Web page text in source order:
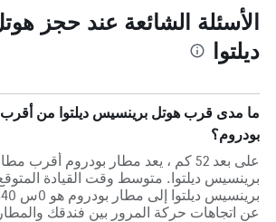
الأسئلة الشائعة عند حجز
ديلتوا
ما مدى قرب هوتل برينسيس ديلتوا من
بودروم؟
على بعد 52 كم ، يعد مطار بودروم أقرب
برينسيس ديلتوا. متوسط وقت القيادة
عن اتجاهات حركة المرور بين فندقك